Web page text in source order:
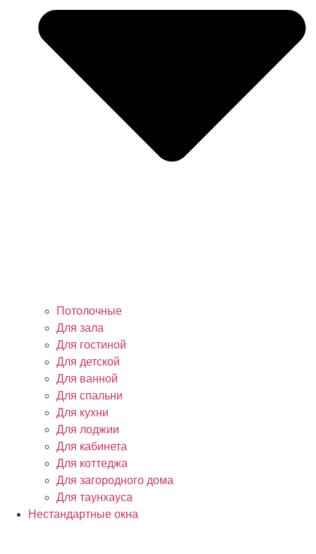
Потолочные
Для зала
Для гостиной
Для детской
Для ванной
Для спальни
Для кухни
Для лоджии
Для кабинета
Для коттеджа
Для загородного дома
Для таунхауса
Нестандартные окна